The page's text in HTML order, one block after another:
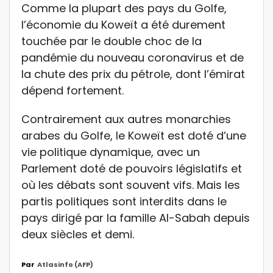
Comme la plupart des pays du Golfe,
l’économie du Koweït a été durement
touchée par le double choc de la
pandémie du nouveau coronavirus et de
la chute des prix du pétrole, dont l’émirat
dépend fortement.
Contrairement aux autres monarchies
arabes du Golfe, le Koweït est doté d’une
vie politique dynamique, avec un
Parlement doté de pouvoirs législatifs et
où les débats sont souvent vifs. Mais les
partis politiques sont interdits dans le
pays dirigé par la famille Al-Sabah depuis
deux siècles et demi.
Par Atlasinfo (AFP)